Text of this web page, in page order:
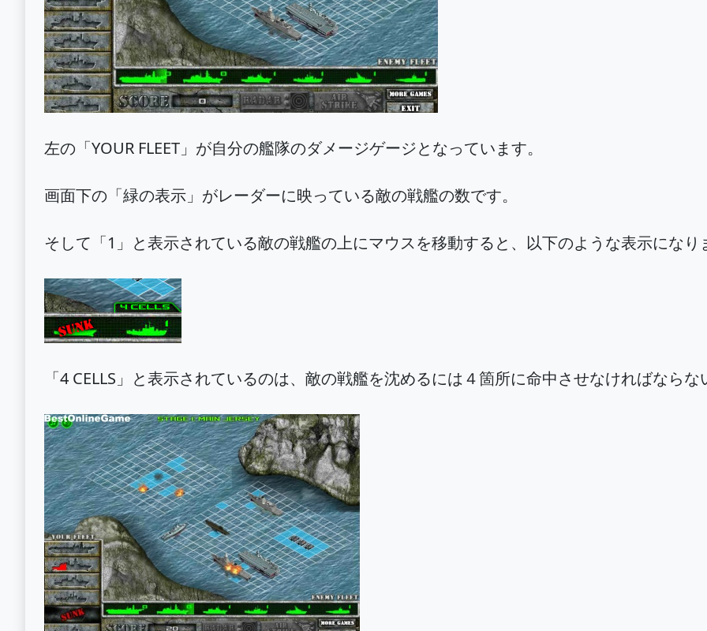
左の「YOUR FLEET」が自分の艦隊のダメージゲージとなっています。
画面下の「緑の表示」がレーダーに映っている敵の戦艦の数です。
そして「1」と表示されている敵の戦艦の上にマウスを移動すると、以下のような表示にな
「4 CELLS」と表示されているのは、敵の戦艦を沈めるには４箇所に命中させなければなら